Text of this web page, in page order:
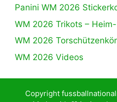
Panini WM 2026
WM 2026 Trikots –
WM 2026
WM 2026 Videos
Copyright